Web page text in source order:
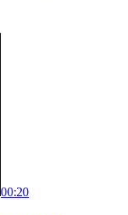
00:20